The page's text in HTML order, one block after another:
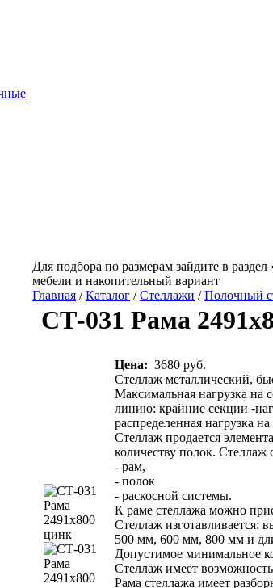
Для подбора по размерам зайдите в раздел
мебели и накопительный вариант
Главная /Каталог /Стеллажи /Полочный
СТ-031 Рама
Цена: 3680 руб.
Стеллаж металлический,
Максимальная нагрузка на
линию: крайние секции -
распределенная нагрузка
Стеллаж продается
количеству полок. Стеллаж
- рам,
- полок
- раскосной системы.
К раме стеллажа можно
Стеллаж
500 мм, 600 мм, 800 мм и
Допустимое минимальное
Стеллаж имеет
Рама стеллажа имеет